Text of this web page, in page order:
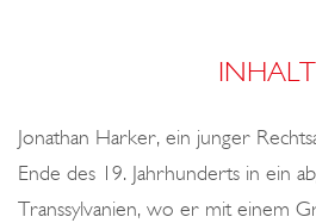
INHALT
Jonathan Harker, ein junger
Ende des 19. Jahrhunderts in ein
Transsylvanien, wo er mit einem